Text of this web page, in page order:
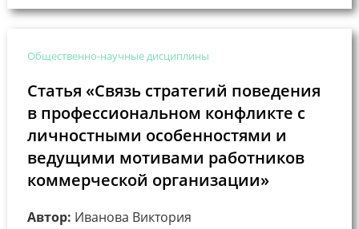
Общественно-научные дисциплины
Статья «Связь стратегий поведения
в профессиональном конфликте с
личностными особенностями и
ведущими мотивами работников
коммерческой организации»
Автор: Иванова Виктория